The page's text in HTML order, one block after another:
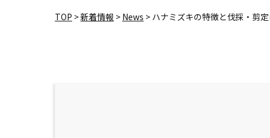
TOP >新着情報 > News > ハナミズキの特徴と伐採・剪